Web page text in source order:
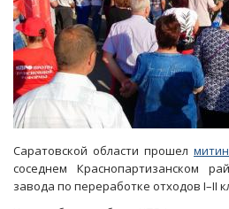
Саратовской области прошел
соседнем Краснопартизанском
завода по переработке отходов I–II